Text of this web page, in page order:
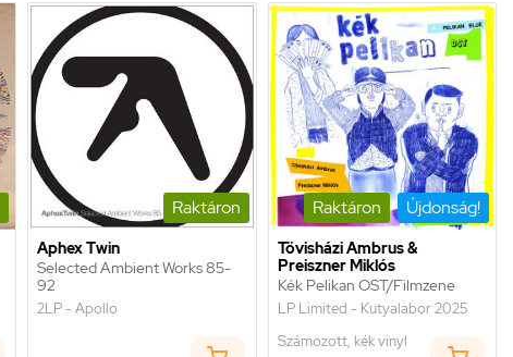
Raktáron
Aphex Twin
Selected Ambient Works 85-
92
2LP - Apollo
Raktáron Újdonság!
Tövisházi Ambrus &
Preiszner Miklós
Kék Pelikan OST/Filmzene
LP Limited - Kutyalabor 2025
Számozott, kék vinyl